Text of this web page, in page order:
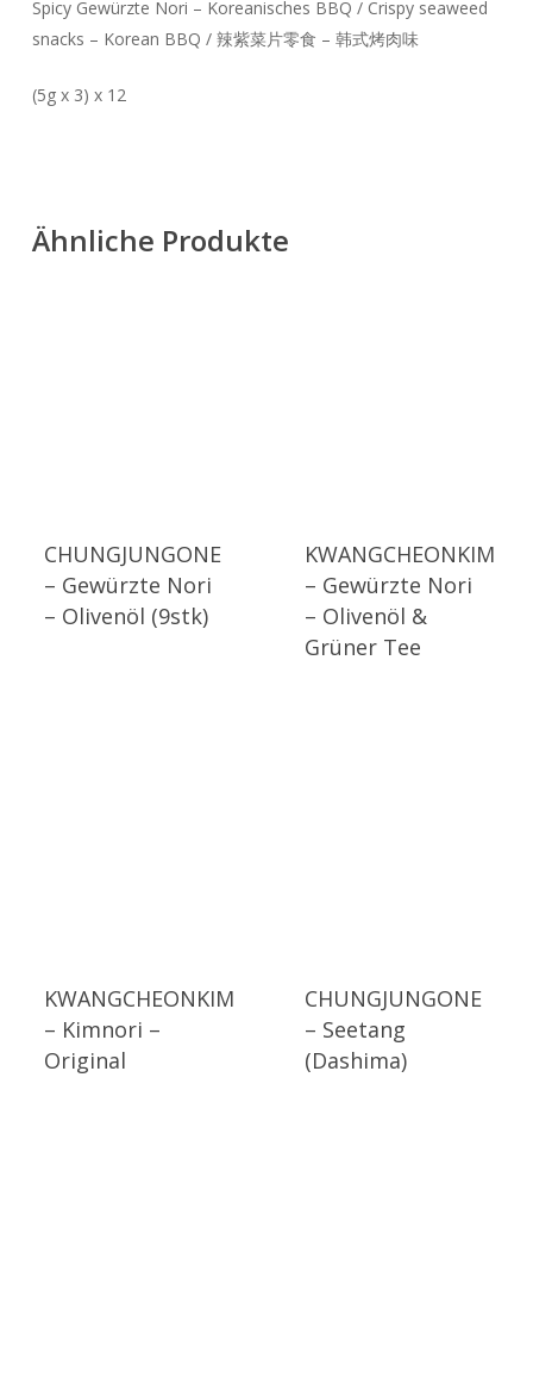
Spicy Gewürzte Nori – Koreanisches BBQ / Crispy seaweed
snacks – Korean BBQ / 辣紫菜片零食 – 韩式烤肉味
(5g x 3) x 12
Ähnliche Produkte
CHUNGJUNGONE
– Gewürzte Nori
– Olivenöl (9stk)
KWANGCHEONKIM
– Gewürzte Nori
– Olivenöl &
Grüner Tee
KWANGCHEONKIM
– Kimnori –
Original
CHUNGJUNGONE
– Seetang
(Dashima)